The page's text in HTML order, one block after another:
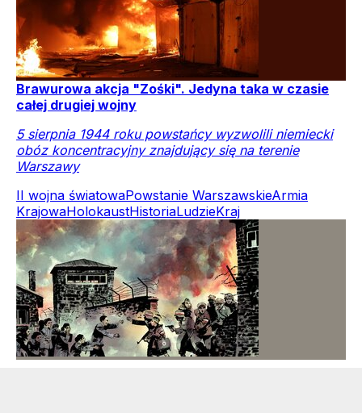
Brawurowa akcja "Zośki". Jedyna taka w czasie
całej drugiej wojny
5 sierpnia 1944 roku powstańcy wyzwolili niemiecki
obóz koncentracyjny znajdujący się na terenie
Warszawy
II wojna światowaPowstanie WarszawskieArmia
KrajowaHolokaustHistoriaLudzieKraj